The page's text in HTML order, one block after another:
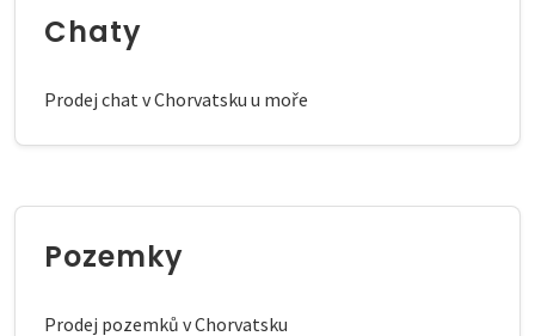
Chaty
Prodej chat v Chorvatsku u moře
Pozemky
Prodej pozemků v Chorvatsku